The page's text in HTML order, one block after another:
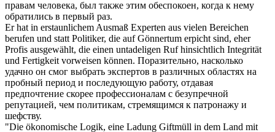
правам человека, был также этим обеспокоен, когда к нему
обратились в первый раз.
Er hat in erstaunlichem Ausmaß Experten aus vielen Bereichen
berufen und statt Politiker, die auf Gönnertum erpicht sind, eher
Profis ausgewählt, die einen untadeligen Ruf hinsichtlich Integrität
und Fertigkeit vorweisen können. Поразительно, насколько
удачно он смог выбрать экспертов в различных областях на
пробный период и последующую работу, отдавая
предпочтение скорее профессионалам с безупречной
репутацией, чем политикам, стремящимся к патронажу и
шефству.
"Die ökonomische Logik, eine Ladung Giftmüll in dem Land mit